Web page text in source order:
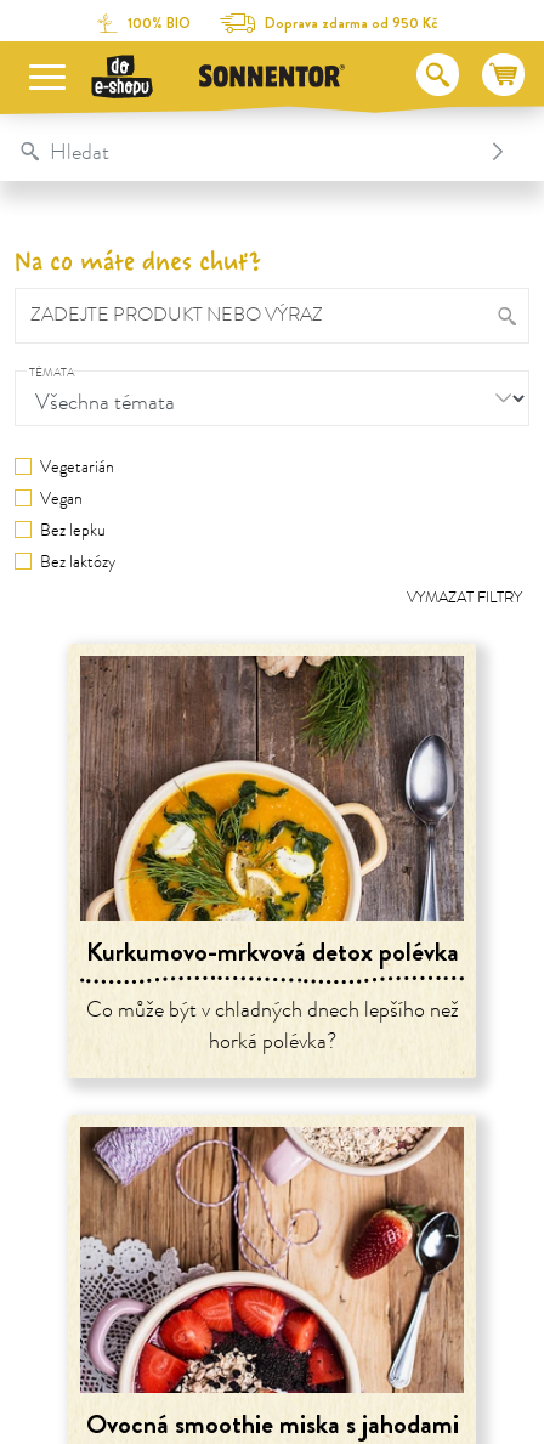
Na obsah stránky
Na seznam obsahu
100% BIO Doprava zdarma od 950 Kč
Table Of Content
Na co máte dnes chuť?
ZADEJTE PRODUKT NEBO VÝRAZ
TÉMATA
Vegetarián
Vegan
Bez lepku
Bez laktózy
VYMAZAT FILTRY
Kurkumovo-mrkvová detox polévka
Co může být v chladných dnech lepšího než
horká polévka?
Ovocná smoothie miska s jahodami